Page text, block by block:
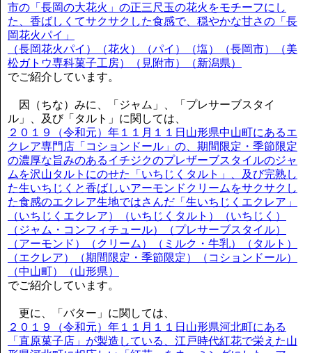
市の「長岡の大花火」の正三尺玉の花火をモチーフにし
た、香ばしくてサクサクした食感で、穏やかな甘さの「長
岡花火パイ」
（長岡花火パイ）（花火）（パイ）（塩）（長岡市）（美
松ガトウ専科菓子工房）（見附市）（新潟県）
でご紹介しています。
因（ちな）みに、「ジャム」、「プレサーブスタイ
ル」、及び「タルト」に関しては、
２０１９（令和元）年１１月１１日山形県中山町にあるエ
クレア専門店「コションドール」の、期間限定・季節限定
の濃厚な旨みのあるイチジクのプレザーブスタイルのジャ
ムを沢山タルトにのせた「いちじくタルト」、及び完熟し
た生いちじくと香ばしいアーモンドクリームをサクサクし
た食感のエクレア生地ではさんだ「生いちじくエクレア」
（いちじくエクレア）（いちじくタルト）（いちじく）
（ジャム・コンフィチュール）（プレサーブスタイル）
（アーモンド）（クリーム）（ミルク・牛乳）（タルト）
（エクレア）（期間限定・季節限定）（コションドール）
（中山町）（山形県）
でご紹介しています。
更に、「バター」に関しては、
２０１９（令和元）年１１月１１日山形県河北町にある
「直原菓子店」が製造している、江戸時代紅花で栄えた山